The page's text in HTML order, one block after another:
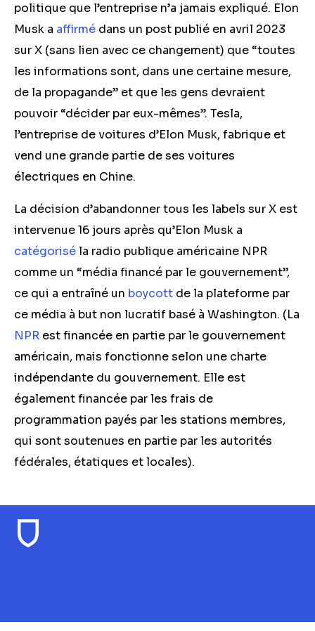
politique que l’entreprise n’a jamais expliqué. Elon
Musk a affirmé dans un post publié en avril 2023
sur X (sans lien avec ce changement) que “toutes
les informations sont, dans une certaine mesure,
de la propagande” et que les gens devraient
pouvoir “décider par eux-mêmes”. Tesla,
l’entreprise de voitures d’Elon Musk, fabrique et
vend une grande partie de ses voitures
électriques en Chine.
La décision d’abandonner tous les labels sur X est
intervenue 16 jours après qu’Elon Musk a
catégoriséla radio publique américaine NPR
comme un “média financé par le gouvernement”,
ce qui a entraîné un boycott de la plateforme par
ce média à but non lucratif basé à Washington. (La
NPR est financée en partie par le gouvernement
américain, mais fonctionne selon une charte
indépendante du gouvernement. Elle est
également financée par les frais de
programmation payés par les stations membres,
qui sont soutenues en partie par les autorités
fédérales, étatiques et locales).